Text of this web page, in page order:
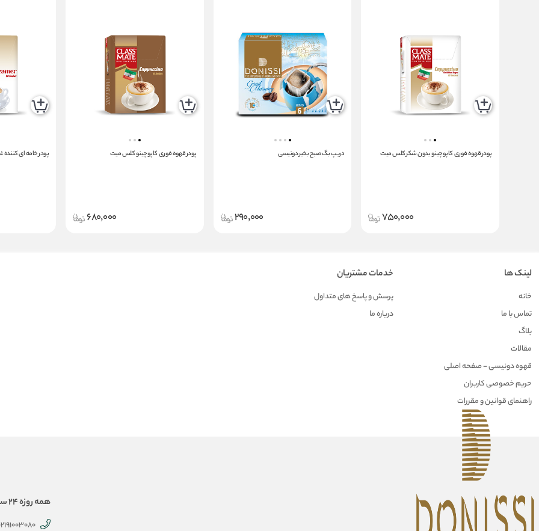
پودر قهوه فوری کاپوچینو بدون شکر کلس میت
750,000
دریپ بگ صبح بخیر دونیسی
290,000
پودر قهوه فوری کاپوچینو کلس میت
680,000
پودر خامه ای
لینک ها
خانه
تماس با ما
بلاگ
مقالات
قهوه دونیسی - صفحه اصلی
حریم خصوصی کاربران
راهنمای قوانین و مقررات
خدمات مشتریان
پرسش و پاسخ های متداول
درباره ما
همه روزه 24 ساعته همراهتیم